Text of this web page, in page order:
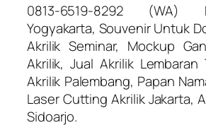
0813-6519-8292 (WA)
Yogyakarta, Souvenir Untuk
Akrilik Seminar, Mockup
Akrilik, Jual Akrilik Lembaran
Akrilik Palembang, Papan
Laser Cutting Akrilik Jakarta,
Sidoarjo.